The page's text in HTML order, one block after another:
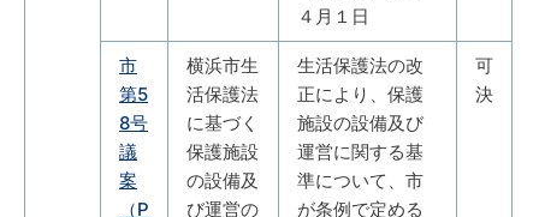
４月１日
市
第5
8号
議
案
（P
横浜市生
活保護法
に基づく
保護施設
の設備及
び運営の
生活保護法の改
正により、保護
施設の設備及び
運営に関する基
準について、市
が条例で定める
可
決